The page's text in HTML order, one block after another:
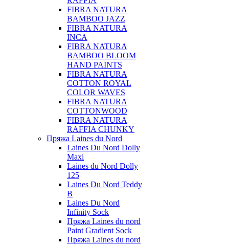
FIBRA NATURA
BAMBOO JAZZ
FIBRA NATURA
INCA
FIBRA NATURA
BAMBOO BLOOM
HAND PAINTS
FIBRA NATURA
COTTON ROYAL
COLOR WAVES
FIBRA NATURA
COTTONWOOD
FIBRA NATURA
RAFFIA CHUNKY
Пряжа Laines du Nord
Laines Du Nord Dolly
Maxi
Laines du Nord Dolly
125
Laines Du Nord Teddy
B
Laines Du Nord
Infinity Sock
Пряжа Laines du nord
Paint Gradient Sock
Пряжа Laines du nord